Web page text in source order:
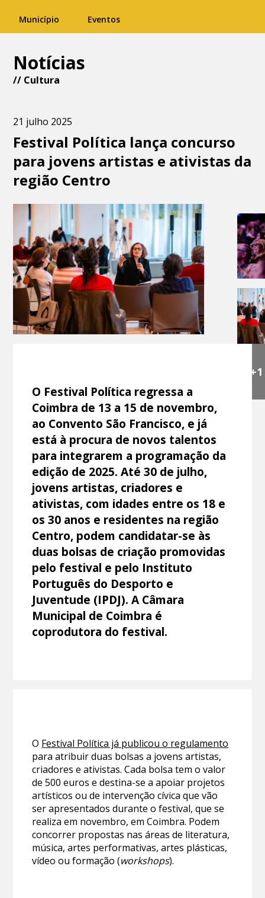
Município Eventos
Notícias
// Cultura
21 julho 2025
Festival Política lança concurso
para jovens artistas e ativistas da
região Centro
+1
O Festival Política regressa a
Coimbra de 13 a 15 de novembro,
ao Convento São Francisco, e já
está à procura de novos talentos
para integrarem a programação da
edição de 2025. Até 30 de julho,
jovens artistas, criadores e
ativistas, com idades entre os 18 e
os 30 anos e residentes na região
Centro, podem candidatar-se às
duas bolsas de criação promovidas
pelo festival e pelo Instituto
Português do Desporto e
Juventude (IPDJ). A Câmara
Municipal de Coimbra é
coprodutora do festival.
O Festival Política já publicou o regulamento
para atribuir duas bolsas a jovens artistas,
criadores e ativistas. Cada bolsa tem o valor
de 500 euros e destina-se a apoiar projetos
artísticos ou de intervenção cívica que vão
ser apresentados durante o festival, que se
realiza em novembro, em Coimbra. Podem
concorrer propostas nas áreas de literatura,
música, artes performativas, artes plásticas,
vídeo ou formação (workshops).